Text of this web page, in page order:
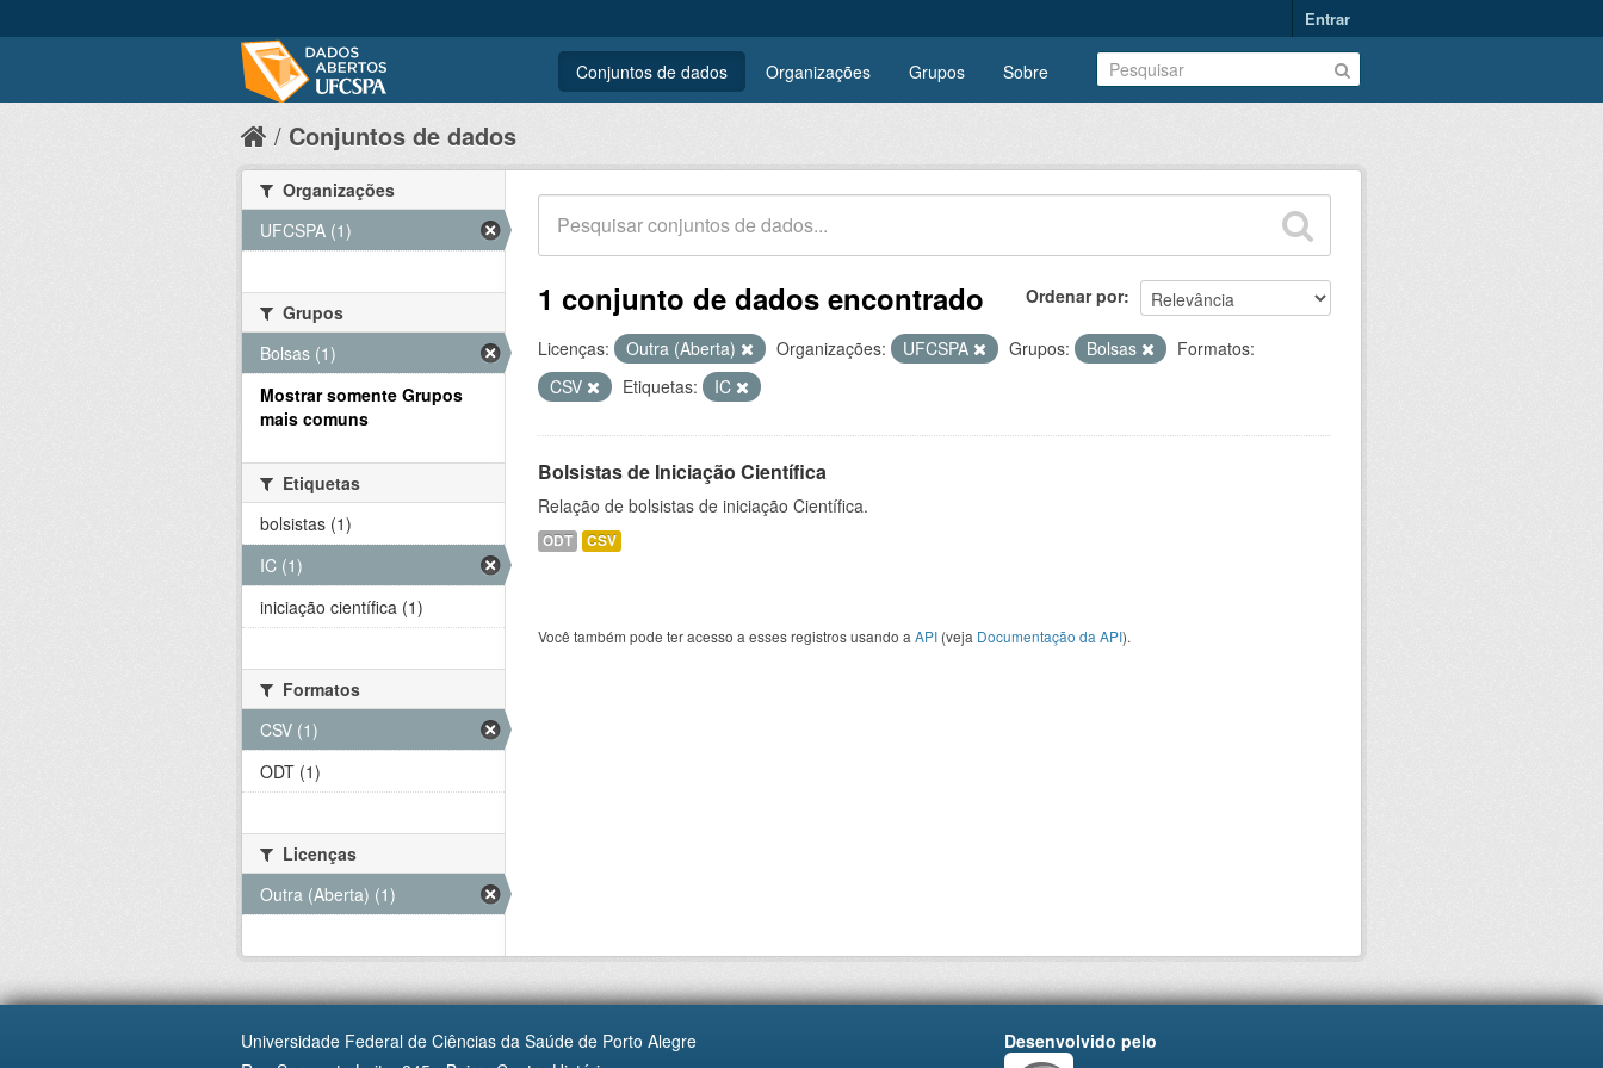
Entrar
Conjuntos de dados Organizações Grupos Sobre
Conjuntos de dados
Ordenar por
1 conjunto de dados encontrado
Licenças: Outra (Aberta) Organizações: UFCSPA Grupos: Bolsas
Formatos:
CSV
Etiquetas: IC
Bolsistas de Iniciação Científica
Relação de bolsistas de iniciação Científica.
ODT CSV
Você também pode ter acesso a esses registros usando a API (veja Documentação da API).
Organizações
UFCSPA (1)
Grupos
Bolsas (1)
Mostrar somente Grupos
mais comuns
Etiquetas
bolsistas (1)
IC (1)
iniciação científica (1)
Formatos
CSV (1)
ODT (1)
Licenças
Outra (Aberta) (1)
Universidade Federal de Ciências da Saúde de Porto Alegre
Desenvolvido pelo